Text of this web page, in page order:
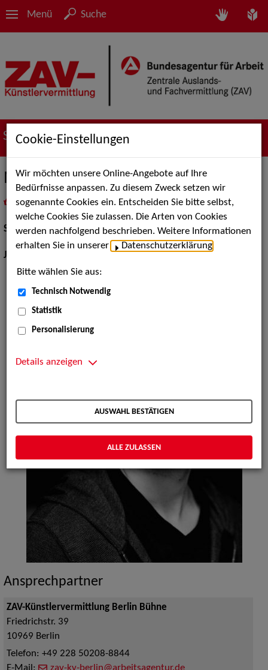
Menü Suche
Suche nach Künstler*innen
Marvin Schulze
als PDF speichern
inMeine Merklistelegen
Schauspiel:Bühne
Jahrgang:
Ansprechpartner
ZAV-Künstlervermittlung Berlin Bühne
Friedrichstr. 39
10969 Berlin
Telefon: +49 228 50208-8844
Cookie-Einstellungen
Wir möchten unsere Online-Angebote auf Ihre
Bedürfnisse anpassen. Zu diesem Zweck setzen wir
sogenannte Cookies ein. Entscheiden Sie bitte selbst,
welche Cookies Sie zulassen. Die Arten von Cookies
werden nachfolgend beschrieben. Weitere Informationen
erhalten Sie in unserer
Datenschutzerklärung
Bitte wählen Sie aus:
Technisch Notwendig
Statistik
Personalisierung
Details anzeigen
AUSWAHL BESTÄTIGEN
ALLE ZULASSEN